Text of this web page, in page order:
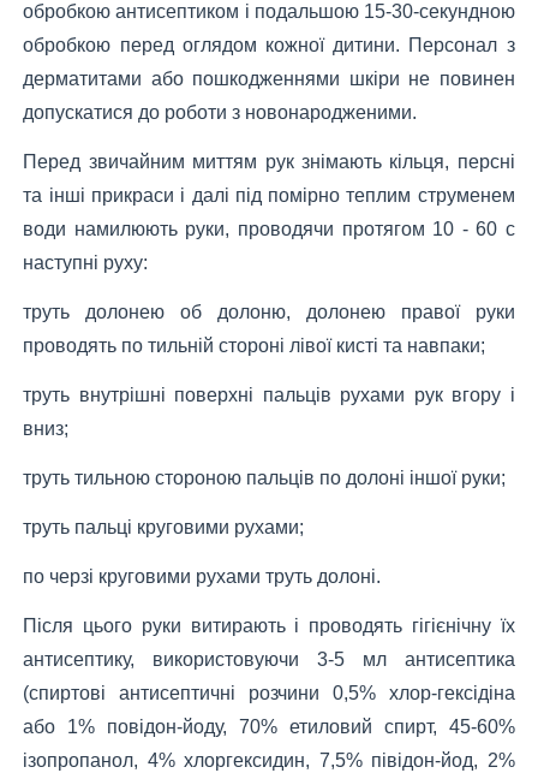
обробкою антисептиком і подальшою 15-30-секундною
обробкою перед оглядом кожної дитини. Персонал з
дерматитами або пошкодженнями шкіри не повинен
допускатися до роботи з новонародженими.
Перед звичайним миттям рук знімають кільця, персні
та інші прикраси і далі під помірно теплим струменем
води намилюють руки, проводячи протягом 10 - 60 с
наступні руху:
труть долонею об долоню, долонею правої руки
проводять по тильній стороні лівої кисті та навпаки;
труть внутрішні поверхні пальців рухами рук вгору і
вниз;
труть тильною стороною пальців по долоні іншої руки;
труть пальці круговими рухами;
по черзі круговими рухами труть долоні.
Після цього руки витирають і проводять гігієнічну їх
антисептику, використовуючи 3-5 мл антисептика
(спиртові антисептичні розчини 0,5% хлор-гексідіна
або 1% повідон-йоду, 70% етиловий спирт, 45-60%
ізопропанол, 4% хлоргексидин, 7,5% півідон-йод, 2%